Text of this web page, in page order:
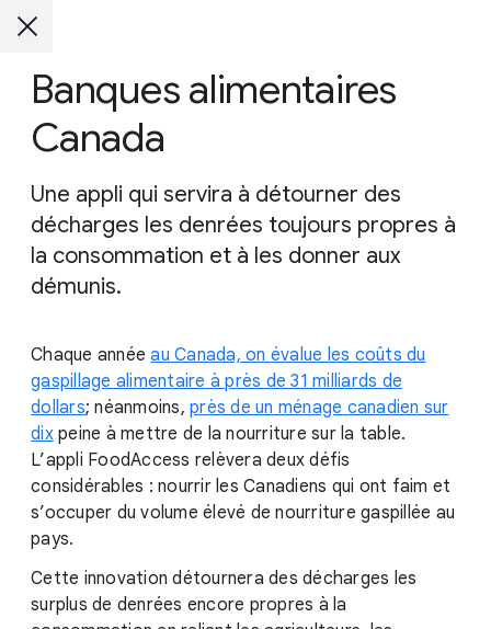
Banques alimentaires
Canada
Une appli qui servira à détourner des
décharges les denrées toujours propres à
la consommation et à les donner aux
démunis.
Chaque annéeau Canada, on évalue les coûts du
gaspillage alimentaire à près de 31 milliards de
dollars; néanmoins, près de un ménage canadien sur
dixpeine à mettre de la nourriture sur la table.
L’appli FoodAccess relèvera deux défis
considérables : nourrir les Canadiens qui ont faim et
s’occuper du volume élevé de nourriture gaspillée au
pays.
Cette innovation détournera des décharges les
surplus de denrées encore propres à la